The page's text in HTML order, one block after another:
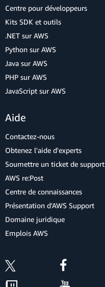
Centre pour développeurs
Kits SDK et outils
.NET sur AWS
Python sur AWS
Java sur AWS
PHP sur AWS
JavaScript sur AWS
Aide
Contactez-nous
Obtenez l'aide d'experts
Soumettre un ticket de support
AWS re:Post
Centre de connaissances
Présentation d'AWS Support
Domaine juridique
Emplois AWS